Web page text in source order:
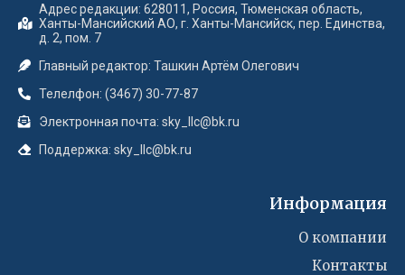
Адрес редакции: 628011, Россия, Тюменская область,
Ханты-Мансийский АО, г. Ханты-Мансийск, пер. Единства,
д. 2, пом. 7
Главный редактор: Ташкин Артём Олегович
Телелфон: (3467) 30-77-87
Электронная почта: sky_llc@bk.ru
Поддержка: sky_llc@bk.ru
Информация
О компании
Контакты